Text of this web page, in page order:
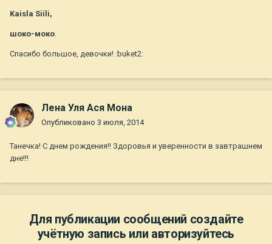
Kaisla Siili,
шоко-моко.
Спасибо большое, девочки! :buket2:
Лена Уля Ася Мона
Опубликовано 3 июля, 2014
Танечка! С днем рождения!! Здоровья и уверенности в завтрашнем
дне!!!
Для публикации сообщений создайте
учётную запись или авторизуйтесь